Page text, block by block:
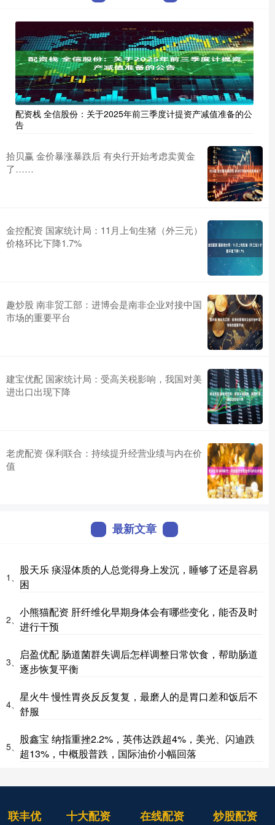
配资栈 全信股份：关于2025年前三季度计提资产减值准备的公
告
拾贝赢 金价暴涨暴跌后 有央行开始考虑卖黄金
了……
金控配资 国家统计局：11月上旬生猪（外三元）
价格环比下降1.7%
趣炒股 南非贸工部：进博会是南非企业对接中国
市场的重要平台
建宝优配 国家统计局：受高关税影响，我国对美
进出口出现下降
老虎配资 保利联合：持续提升经营业绩与内在价
值
最新文章
1、
股天乐 痰湿体质的人总觉得身上发沉，睡够了还是容易
困
2、
小熊猫配资 肝纤维化早期身体会有哪些变化，能否及时
进行干预
3、
启盈优配 肠道菌群失调后怎样调整日常饮食，帮助肠道
逐步恢复平衡
4、
星火牛 慢性胃炎反反复复，最磨人的是胃口差和饭后不
舒服
5、
股鑫宝 纳指重挫2.2%，英伟达跌超4%，美光、闪迪跌
超13%，中概股普跌，国际油价小幅回落
联丰优
十大配资
在线配资
炒股配资